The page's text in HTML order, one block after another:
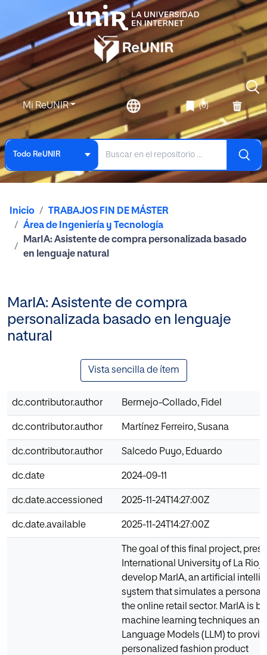
Mi ReUNIR (0)
Todo ReUNIR
Inicio
TRABAJOS FIN DE MÁSTER
Área de Ingeniería y Tecnología
MarIA: Asistente de compra personalizada basado
en lenguaje natural
MarIA: Asistente de compra
personalizada basado en lenguaje
natural
Vista sencilla de ítem
dc.contributor.author Bermejo-Collado, Fidel
dc.contributor.author Martínez Ferreiro, Susana
dc.contributor.author Salcedo Puyo, Eduardo
dc.date 2024-09-11
dc.date.accessioned 2025-11-24T14:27:00Z
dc.date.available 2025-11-24T14:27:00Z
The goal of this final project,
International University of La
develop MarIA, an artificial
system that simulates a personal
the online retail sector. MarIA is
machine learning techniques and
Language Models (LLM) to
personalized fashion product